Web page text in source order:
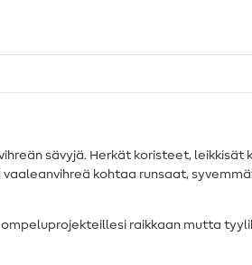
sävyjä. Herkät koristeet,
kohtaa runsaat,
raikkaan mutta